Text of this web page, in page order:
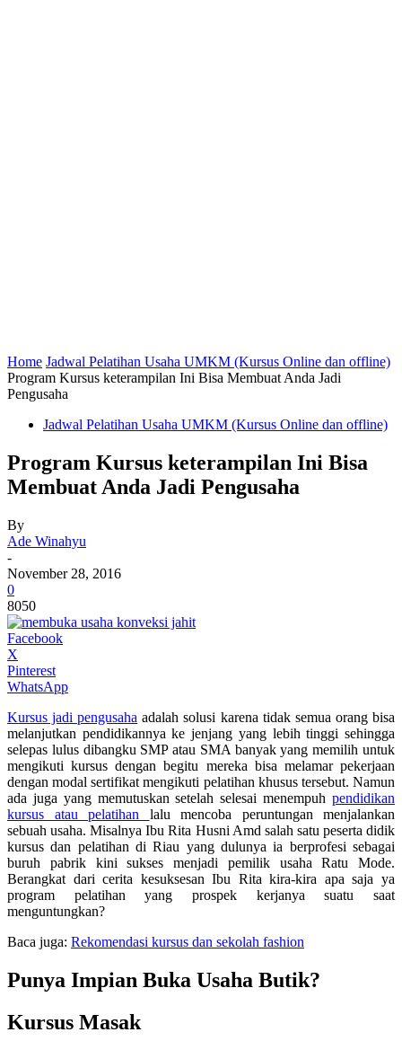
Home Jadwal Pelatihan Usaha UMKM (Kursus Online dan offline)
Program Kursus keterampilan Ini Bisa Membuat Anda Jadi
Pengusaha
Jadwal Pelatihan Usaha UMKM (Kursus Online dan offline)
Program Kursus keterampilan Ini Bisa
Membuat Anda Jadi Pengusaha
By
Ade Winahyu
-
November 28, 2016
0
8050
Facebook
X
Pinterest
WhatsApp
Kursus jadi pengusaha adalah solusi karena tidak semua orang bisa
melanjutkan pendidikannya ke jenjang yang lebih tinggi sehingga
selepas lulus dibangku SMP atau SMA banyak yang memilih untuk
mengikuti kursus dengan begitu mereka bisa melamar pekerjaan
dengan modal sertifikat mengikuti pelatihan khusus tersebut. Namun
ada juga yang memutuskan setelah selesai menempuh pendidikan
kursus atau pelatihan lalu mencoba peruntungan menjalankan
sebuah usaha. Misalnya Ibu Rita Husni Amd salah satu peserta didik
kursus dan pelatihan di Riau yang dulunya ia berprofesi sebagai
buruh pabrik kini sukses menjadi pemilik usaha Ratu Mode.
Berangkat dari cerita kesuksesan Ibu Rita kira-kira apa saja ya
program pelatihan yang prospek kerjanya suatu saat
menguntungkan?
Baca juga: Rekomendasi kursus dan sekolah fashion
Punya Impian Buka Usaha Butik?
Kursus Masak